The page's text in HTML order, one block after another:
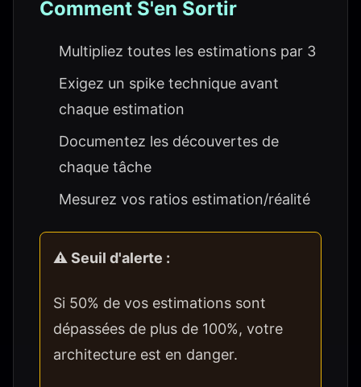
Comment S'en Sortir
Multipliez toutes les estimations par 3
Exigez un spike technique avant
chaque estimation
Documentez les découvertes de
chaque tâche
Mesurez vos ratios estimation/réalité
⚠️ Seuil d'alerte :
Si 50% de vos estimations sont
dépassées de plus de 100%, votre
architecture est en danger.